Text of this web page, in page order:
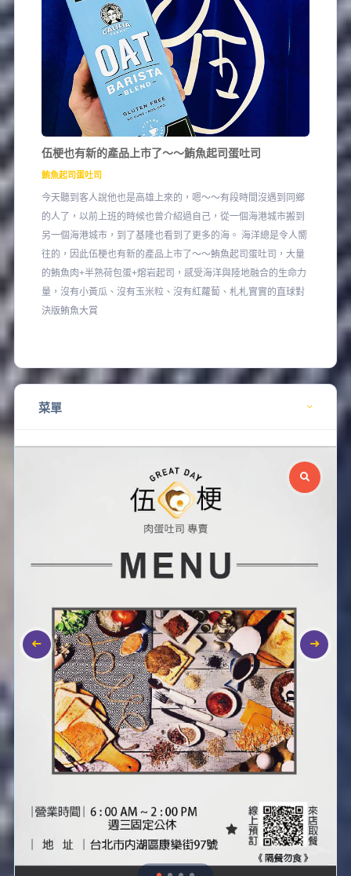
伍梗也有新的產品上市了～～鮪魚起司蛋吐司
鮪魚起司蛋吐司
今天聽到客人說他也是高雄上來的，嗯～～有段時間沒遇到同鄉
的人了，以前上班的時候也曾介紹過自己，從一個海港城市搬到
另一個海港城市，到了基隆也看到了更多的海。 海洋總是令人嚮
往的，因此伍梗也有新的產品上市了～～鮪魚起司蛋吐司，大量
的鮪魚肉+半熟荷包蛋+熔岩起司，感受海洋與陸地融合的生命力
量，沒有小黃瓜、沒有玉米粒、沒有紅蘿蔔、札札實實的直球對
決版鮪魚大賞
菜單